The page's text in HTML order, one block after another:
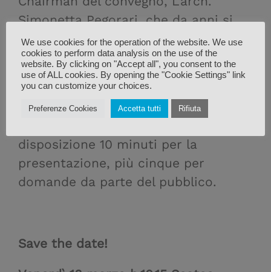
Simonetta Pegorari, che da anni si
occupa di comunicazione per la
nautica e l’industria dei materiali
compositi. Giornalista di Nautech,
Jec Magazine e Macplas
disposizione 10 minuti per la
presentazione, più cinque per
domande da parte del pubblico.
Save the date!
We use cookies for the operation of the website. We use
cookies to perform data analysis on the use of the
website. By clicking on "Accept all", you consent to the
use of ALL cookies. By opening the "Cookie Settings" link
you can customize your choices.
Preferenze Cookies Accetta tutti Rifiuta